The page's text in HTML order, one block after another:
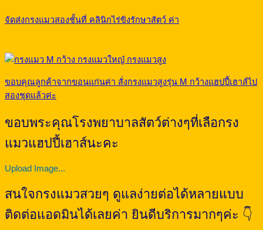
จัดส่งกรงแมวสองชั้นที่ คลินิกไร่ขิงรักษาสัตว์ ค่า
ขอบคุณลูกค้าจากขอนแก่นค่า สั่งกรงแมวสูงรุ่น M กว้างแฮปปี้เฮาส์ไป
สองชุดแล้วค่ะ
ขอบพระคุณโรงพยาบาลสัตว์ต่างๆที่เลือกรง
แมวแฮปปี้เฮาส์นะคะ
Upload Image...
สนใจกรงแมวสวยๆ ดูแลง่ายต่อได้หลายแบบ
ติดต่อแอดมินได้เลยค่า ยินดีบริการมากๆค่ะ 👇